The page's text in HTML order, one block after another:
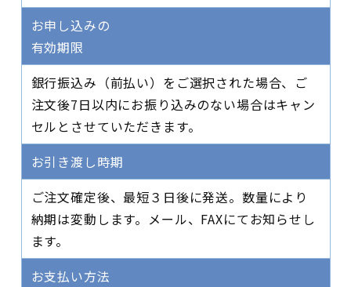
お申し込みの
有効期限
銀行振込み（前払い）をご選択された場合、ご
注文後7日以内にお振り込みのない場合はキャン
セルとさせていただきます。
お引き渡し時期
ご注文確定後、最短３日後に発送。数量により
納期は変動します。メール、FAXにてお知らせし
ます。
お支払い方法